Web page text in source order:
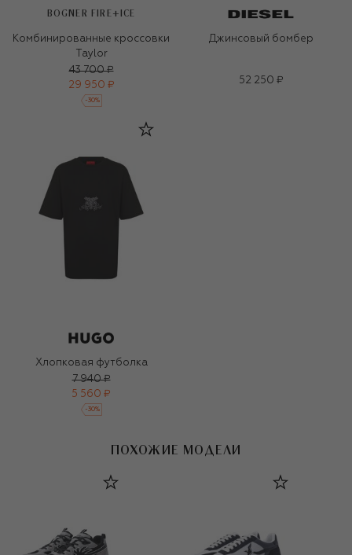
BOGNER FIRE+ICE
Комбинированные кроссовки
Taylor
43 700 ₽
29 950 ₽
-30%
Джинсовый бомбер
52 250 ₽
Хлопковая футболка
7 940 ₽
5 560 ₽
-30%
ПОХОЖИЕ МОДЕЛИ